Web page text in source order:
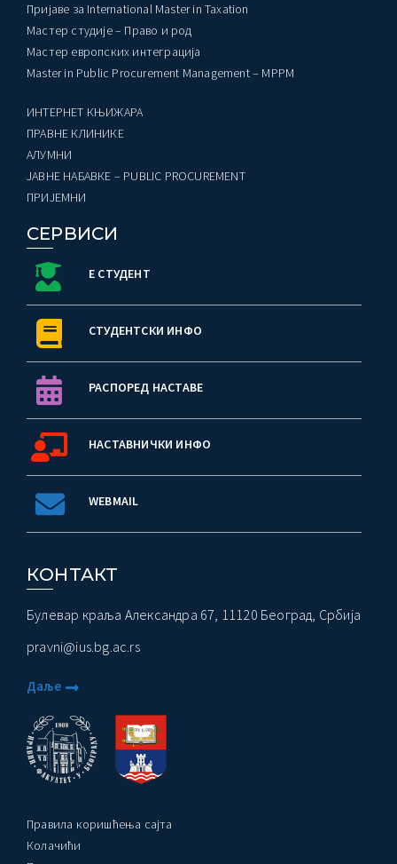
Пријаве за International Master in Taxation
Мастер студије – Право и род
Мастер европских интеграција
Master in Public Procurement Management – MPPM
ИНТЕРНЕТ КЊИЖАРА
ПРАВНЕ КЛИНИКЕ
AЛУМНИ
ЈАВНЕ НАБАВКЕ – PUBLIC PROCUREMENT
ПРИЈЕМНИ
СЕРВИСИ
Е СТУДЕНТ
СТУДЕНТСКИ ИНФО
РАСПОРЕД НАСТАВЕ
НАСТАВНИЧКИ ИНФО
WEBMAIL
КОНТАКТ
Булевар краља Александра 67, 11120 Београд, Србија
pravni@ius.bg.ac.rs
Даље
Правила коришћења сајта
Колачићи